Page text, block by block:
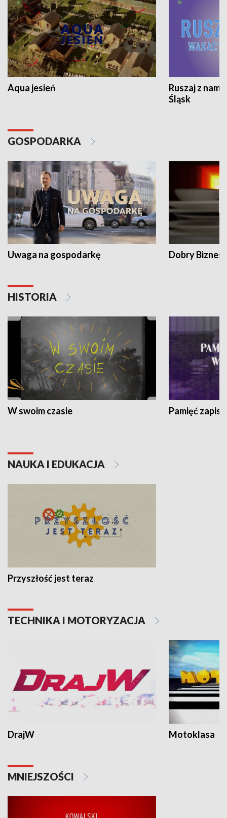
Aqua jesień
Ruszaj z
Śląsk
GOSPODARKA
Uwaga na gospodarkę Dobry Biznes
HISTORIA
W swoim czasie Pamięć
NAUKA I EDUKACJA
Przyszłość jest teraz
TECHNIKA I MOTORYZACJA
DrajW Motoklasa
MNIEJSZOŚCI